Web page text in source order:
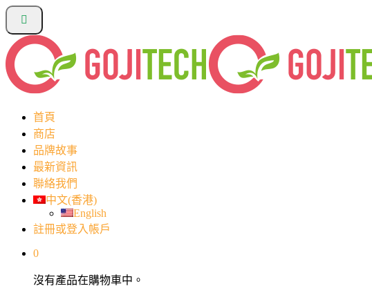
首頁
商店
品牌故事
最新資訊
聯絡我們
中文(香港)
English
註冊或登入帳戶
0
沒有產品在購物車中。